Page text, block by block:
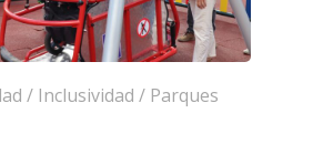
/ Inclusividad / Parques